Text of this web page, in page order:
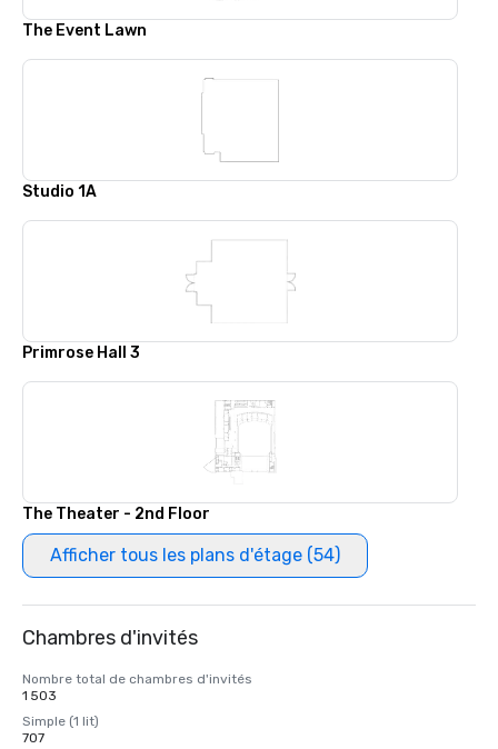
The Event Lawn
Studio 1A
Primrose Hall 3
The Theater - 2nd Floor
Afficher tous les plans d'étage (54)
Chambres d'invités
Nombre total de chambres d'invités
1 503
Simple (1 lit)
707